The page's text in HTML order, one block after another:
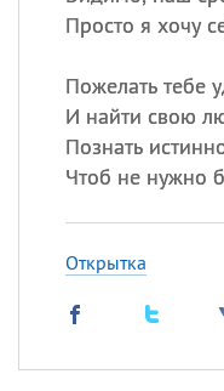
Просто я хочу
Пожелать тебе
И найти свою
Познать
Чтоб не нужно
Открытка